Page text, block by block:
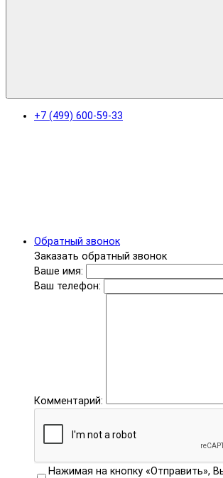
+7 (499) 600-59-33
Обратный звонок
Заказать обратный звонок
Ваше имя:
Ваш телефон:
Комментарий:
Нажимая на кнопку «Отправить»,